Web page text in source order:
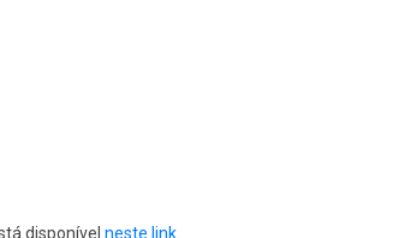
disponível neste link